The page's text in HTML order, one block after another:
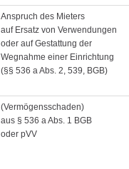
Anspruch des Mieters
auf Ersatz von Verwendungen
oder auf Gestattung der
Wegnahme einer Einrichtung
(§§ 536 a Abs. 2, 539, BGB)
(Vermögensschaden)
aus § 536 a Abs. 1 BGB
oder pVV